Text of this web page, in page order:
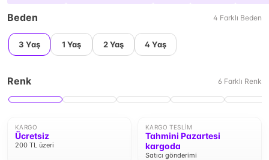
Beden 4 Farklı Beden
3 Yaş 1 Yaş 2 Yaş 4 Yaş
Renk 6 Farklı Renk
KARGO
Ücretsiz
200 TL üzeri
KARGO TESLIM
Tahmini Pazartesi
kargoda
Satıcı gönderimi